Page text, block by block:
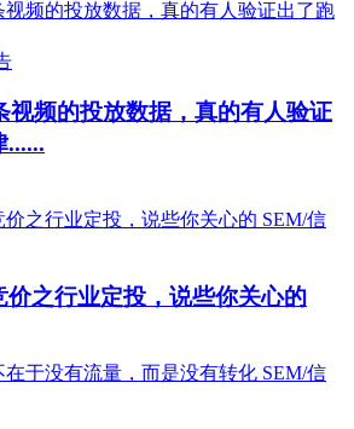
视频的投放数据，真的有人验证
......
SEM/信
价之行业定投，说些你关心的
SEM/信